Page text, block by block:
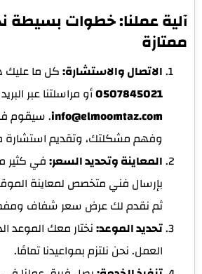
آلية عملنا: خطوات بسيطة
ممتازة
الاتصال والاستشارة:كل ما عليك
0507845021أو مراسلتنا عبر
info@elmoomtaz.com. سيقوم
وفهم مشكلتك، وتقديم استشارة
المعاينة وتحديد السعر:في كثير
بإرسال فني متخصص لمعاينة
ثم نقدم لك عرض سعر شفاف
تحديد الموعد:نختار معك الموعد
العمل. نحن نلتزم بمواعيدنا تمامًا.